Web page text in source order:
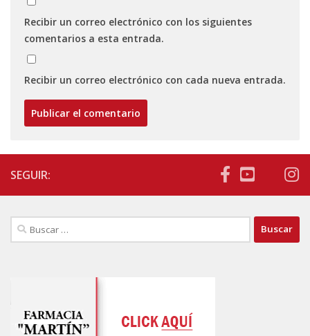
Recibir un correo electrónico con los siguientes
comentarios a esta entrada.
Recibir un correo electrónico con cada nueva entrada.
SEGUIR:
Buscar: